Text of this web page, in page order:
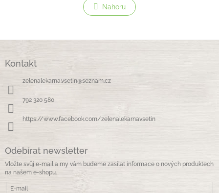
l
á
v
ý
n
k
á
Nahoru
Kontakt
zelenalekarna.vsetin@seznam.cz
792 320 580
https://www.facebook.com/zelenalekarnavsetin
Odebírat newsletter
Vložte svůj e-mail a my vám budeme zasílat informace o nových produktech
na našem e-shopu.
E-mail